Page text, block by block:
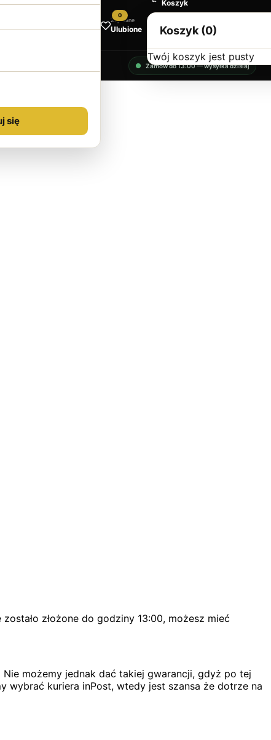
Koszyk
Koszyk (0)
Twój koszyk jest pusty
0
Zapisane
Ulubione
Zamów do 13:00 — wysyłka dzisiaj
złożone do godziny 13:00, możesz mieć
możemy jednak dać takiej gwarancji, gdyż po tej
wybrać kuriera inPost, wtedy jest szansa że dotrze na